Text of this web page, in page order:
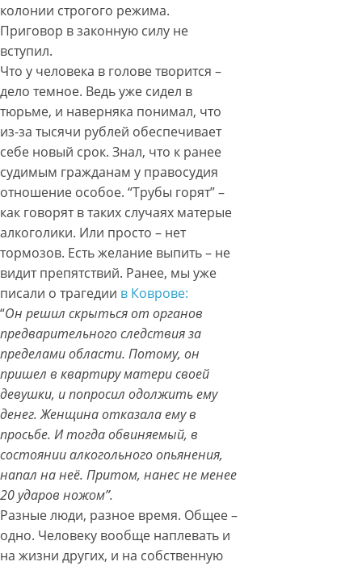
колонии строгого режима.
Приговор в законную силу не
вступил.
Что у человека в голове творится –
дело темное. Ведь уже сидел в
тюрьме, и наверняка понимал, что
из-за тысячи рублей обеспечивает
себе новый срок. Знал, что к ранее
судимым гражданам у правосудия
отношение особое. “Трубы горят” –
как говорят в таких случаях матерые
алкоголики. Или просто – нет
тормозов. Есть желание выпить – не
видит препятствий. Ранее, мы уже
писали о трагедии в Коврове:
“Он решил скрыться от органов
предварительного следствия за
пределами области. Потому, он
пришел в квартиру матери своей
девушки, и попросил одолжить ему
денег. Женщина отказала ему в
просьбе. И тогда обвиняемый, в
состоянии алкогольного опьянения,
напал на неё. Притом, нанес не менее
20 ударов ножом”.
Разные люди, разное время. Общее –
одно. Человеку вообще наплевать и
на жизни других, и на собственную